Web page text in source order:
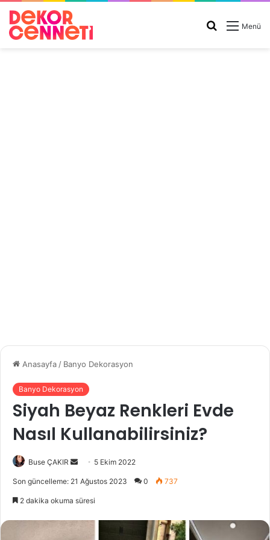
Menü
Arama
Anasayfa / Banyo Dekorasyon
Banyo Dekorasyon
Siyah Beyaz Renkleri Evde
Nasıl Kullanabilirsiniz?
Buse ÇAKIR
e
-
5 Ekim 2022
Son güncelleme: 21 Ağustos 2023 0 737
2 dakika okuma süresi